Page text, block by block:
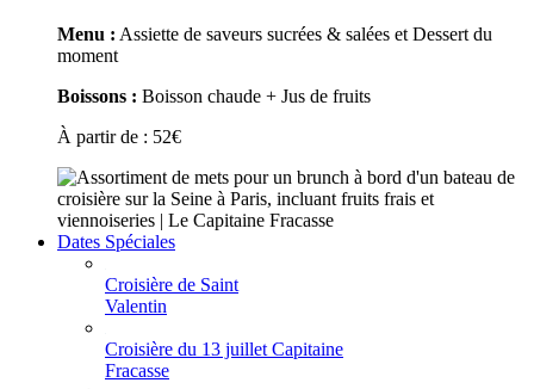
Menu : Assiette de saveurs sucrées & salées et Dessert du
moment
Boissons : Boisson chaude + Jus de fruits
À partir de : 52€
Dates Spéciales
Croisière de Saint
Valentin
Croisière du 13 juillet Capitaine
Fracasse